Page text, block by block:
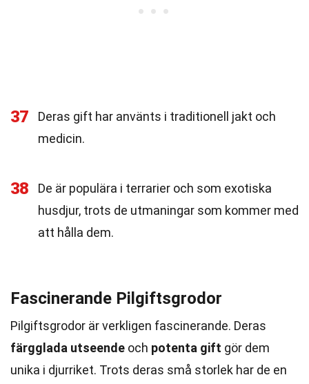
37
Deras gift har använts i traditionell jakt och
medicin.
38
De är populära i terrarier och som exotiska
husdjur, trots de utmaningar som kommer med
att hålla dem.
Fascinerande Pilgiftsgrodor
Pilgiftsgrodor är verkligen fascinerande. Deras
färgglada utseende och potenta gift gör dem
unika i djurriket. Trots deras små storlek har de en